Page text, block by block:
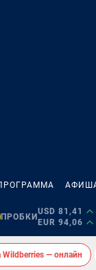
ПРОБКИ
USD 81,41
EUR 94,06
Wildberries — онлайн